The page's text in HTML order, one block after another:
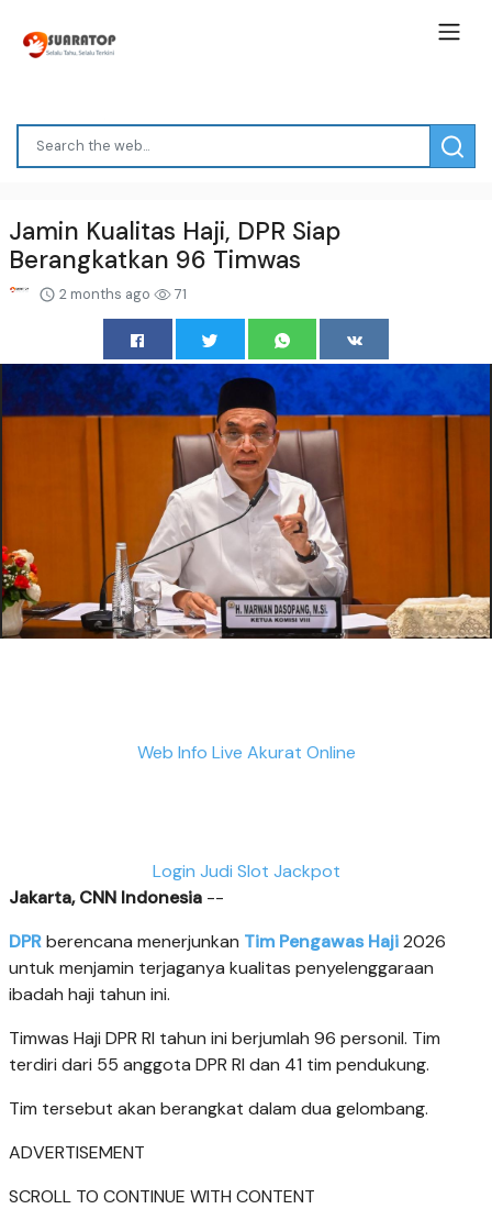
Jamin Kualitas Haji, DPR Siap
Berangkatkan 96 Timwas
2 months ago 71
Web Info Live Akurat Online
Login Judi Slot Jackpot
Jakarta, CNN Indonesia --
DPRberencana menerjunkan Tim Pengawas Haji2026
untuk menjamin terjaganya kualitas penyelenggaraan
ibadah haji tahun ini.
Timwas Haji DPR RI tahun ini berjumlah 96 personil. Tim
terdiri dari 55 anggota DPR RI dan 41 tim pendukung.
Tim tersebut akan berangkat dalam dua gelombang.
ADVERTISEMENT
SCROLL TO CONTINUE WITH CONTENT